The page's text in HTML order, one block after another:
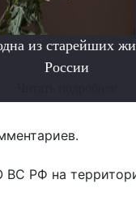
из старейших
России
ВС РФ на